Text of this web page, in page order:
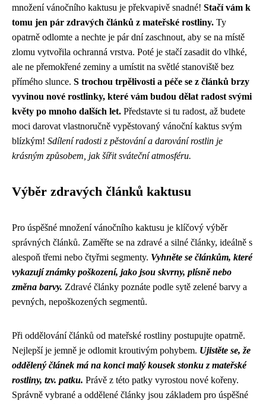
množení vánočního kaktusu je překvapivě snadné! Stačí vám k
tomu jen pár zdravých článků z mateřské rostliny. Ty
opatrně odlomte a nechte je pár dní zaschnout, aby se na místě
zlomu vytvořila ochranná vrstva. Poté je stačí zasadit do vlhké,
ale ne přemokřené zeminy a umístit na světlé stanoviště bez
přímého slunce. S trochou trpělivosti a péče se z článků brzy
vyvinou nové rostlinky, které vám budou dělat radost svými
květy po mnoho dalších let. Představte si tu radost, až budete
moci darovat vlastnoručně vypěstovaný vánoční kaktus svým
blízkým! Sdílení radosti z pěstování a darování rostlin je
krásným způsobem, jak šířit sváteční atmosféru.
Výběr zdravých článků kaktusu
Pro úspěšné množení vánočního kaktusu je klíčový výběr
správných článků. Zaměřte se na zdravé a silné články, ideálně s
alespoň třemi nebo čtyřmi segmenty. Vyhněte se článkům, které
vykazují známky poškození, jako jsou skvrny, plísně nebo
změna barvy. Zdravé články poznáte podle sytě zelené barvy a
pevných, nepoškozených segmentů.
Při oddělování článků od mateřské rostliny postupujte opatrně.
Nejlepší je jemně je odlomit kroutivým pohybem. Ujistěte se, že
oddělený článek má na konci malý kousek stonku z mateřské
rostliny, tzv. patku. Právě z této patky vyrostou nové kořeny.
Správně vybrané a oddělené články jsou základem pro úspěšné